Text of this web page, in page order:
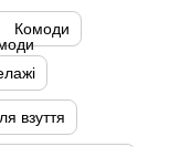
Комоди
взуття